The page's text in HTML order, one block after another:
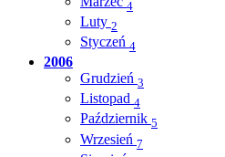
4
Luty 2
Styczeń 4
2006
Grudzień 3
Listopad 4
Październik 5
Wrzesień 7